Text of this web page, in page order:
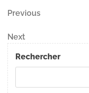
Navigation
de
l’article
Previous
Previous
Next
Post
Next
Rechercher